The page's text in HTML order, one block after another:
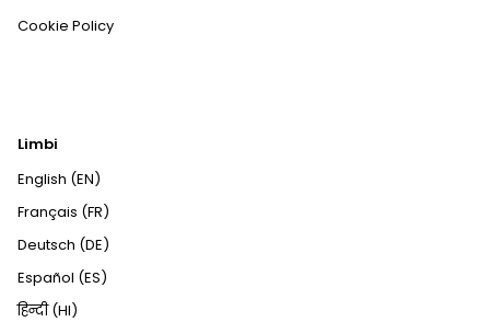
Cookie Policy
Limbi
English (EN)
Français (FR)
Deutsch (DE)
Español (ES)
हिन्दी (HI)